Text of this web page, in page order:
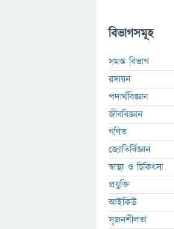
বিভাগসমূহ
সমস্ত বিভাগ
রসায়ন
পদার্থবিজ্ঞান
জীববিজ্ঞান
গণিত
জ্যোতির্বিজ্ঞান
স্বাস্থ্য ও চিকিৎসা
প্রযুক্তি
আইকিউ
সৃজনশীলতা